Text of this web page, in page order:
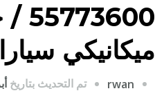
ميكانيكي
rwan تم التحديث بتاريخ